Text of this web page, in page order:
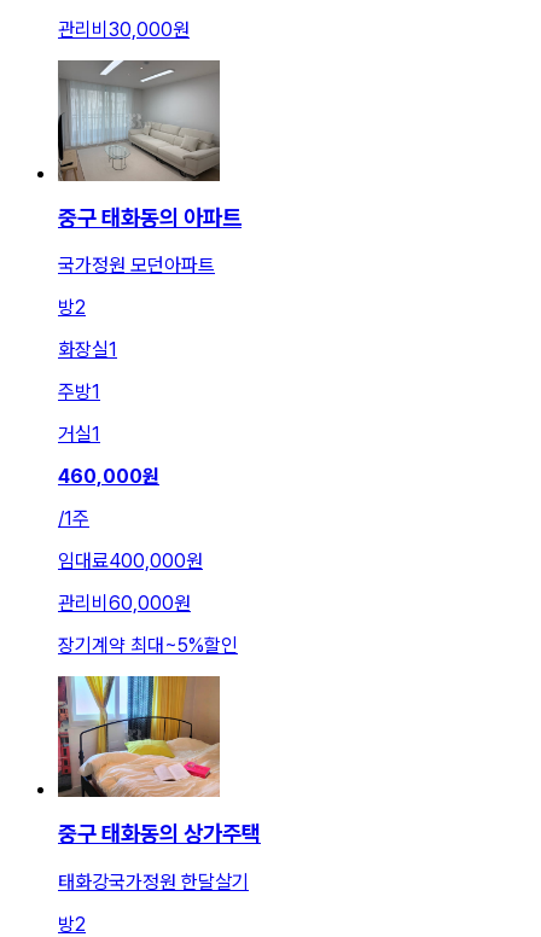
관리비 30,000원
중구 태화동의 아파트
국가정원 모던아파트
방2
화장실1
주방1
거실1
460,000원
/1주
임대료400,000원
관리비 60,000원
장기계약 최대 ~5%할인
중구 태화동의 상가주택
태화강국가정원 한달살기
방2